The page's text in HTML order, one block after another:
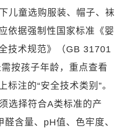
儿童选购服装、帽子、袜
依据强制性国家标准《婴
技术规范》（GB 31701
按孩子年龄，重点查看
标注的“安全技术类别”。
选择符合A类标准的产
含量、pH值、色牢度、